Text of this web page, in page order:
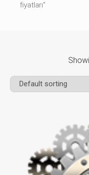
fiyatları”